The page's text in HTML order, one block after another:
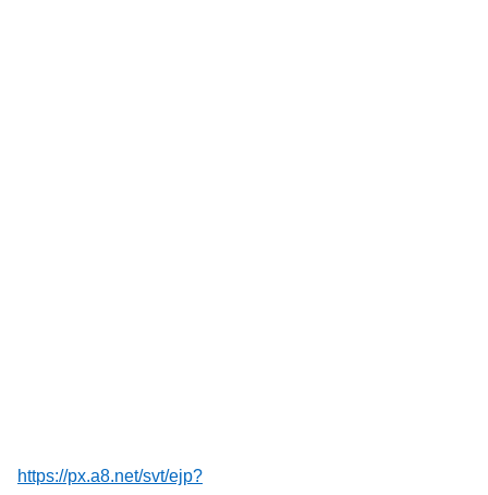
https://px.a8.net/svt/ejp?